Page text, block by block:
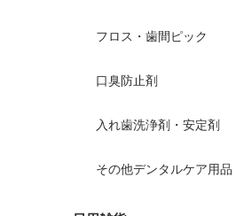
フロス・歯間ピック
口臭防止剤
入れ歯洗浄剤・安定剤
その他デンタルケア用品